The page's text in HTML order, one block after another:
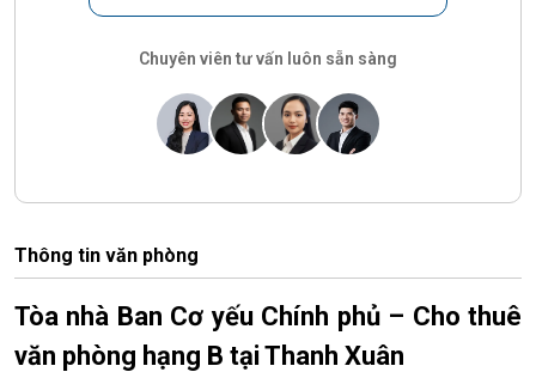
Chuyên viên tư vấn luôn sẵn sàng
Thông tin văn phòng
Tòa nhà Ban Cơ yếu Chính phủ – Cho thuê
văn phòng hạng B tại Thanh Xuân